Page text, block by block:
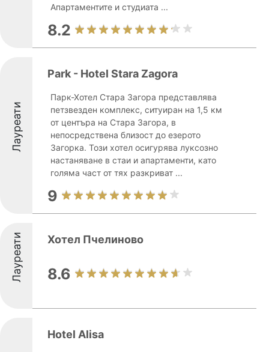
Апартаментите и студиата ...
8.2
Лауреати
Park - Hotel Stara Zagora
Парк-Хотел Стара Загора представлява
петзвезден комплекс, ситуиран на 1,5 км
от центъра на Стара Загора, в
непосредствена близост до езерото
Загорка. Този хотел осигурява луксозно
настаняване в стаи и апартаменти, като
голяма част от тях разкриват ...
9
Лауреати Хотел Пчелиново
8.6
Hotel Alisa